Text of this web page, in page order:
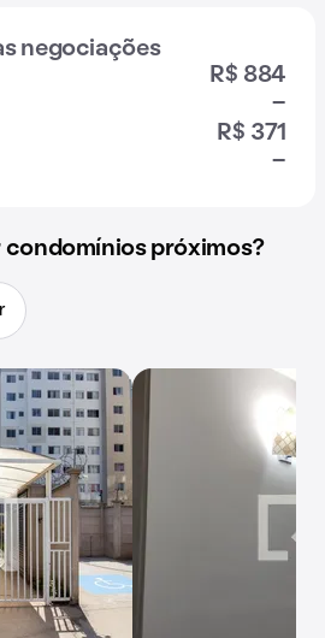
negociações
R$ 884
-
R$ 371
-
condomínios próximos?